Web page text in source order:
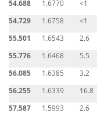
54.688
1.6770 <1
54.729
1.6758 <1
55.501
1.6543 2.6
55.776
1.6468 5.5
56.085
1.6385 3.2
56.255
1.6339 16.8
57.587
1.5993 2.6